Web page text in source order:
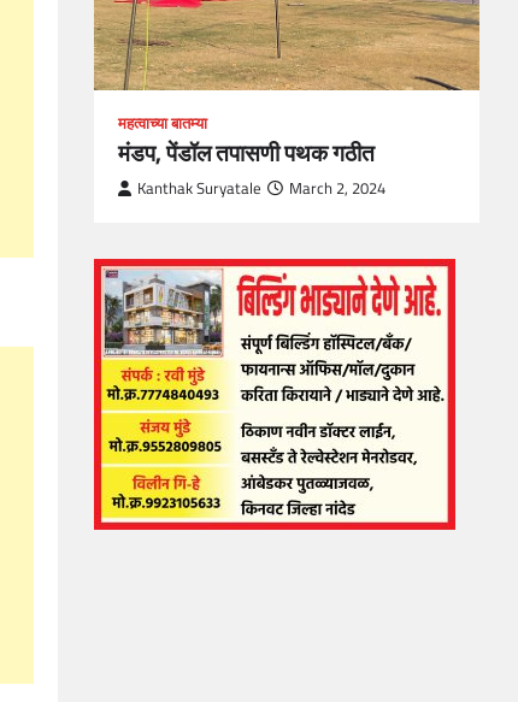
महत्वाच्या बातम्या
मंडप, पेंडॉल तपासणी पथक गठीत
Kanthak Suryatale March 2, 2024